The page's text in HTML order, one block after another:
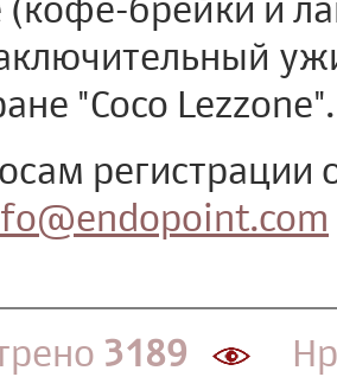
"Coco Lezzone".
регистрации
3189